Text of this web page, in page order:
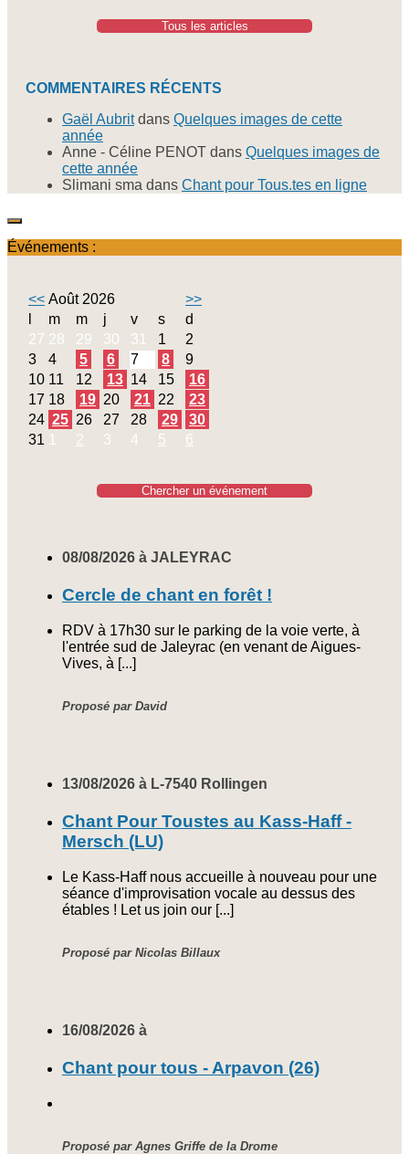
Tous les articles
COMMENTAIRES RÉCENTS
Gaël Aubritdans Quelques images de cette
année
Anne - Céline PENOT dans Quelques images de
cette année
Slimani sma dans Chant pour Tous.tes en ligne
Événements :
<< Août 2026
>>
m m j v s
d
27 28 29 30 31 1
2
3
4 5 6 7 8
9
10 11 12 13 14 15
16
17 18 19 20 21 22
23
24 25 26 27 28 29
30
31 1 2 3 4 5 6
Chercher un événement
08/08/2026 à JALEYRAC
Cercle de chant en forêt !
RDV à 17h30 sur le parking de la voie verte, à
l'entrée sud de Jaleyrac (en venant de Aigues-
Vives, à [...]
Proposé par David
13/08/2026 à L-7540 Rollingen
Chant Pour Toustes au Kass-Haff -
Mersch (LU)
Le Kass-Haff nous accueille à nouveau pour une
séance d'improvisation vocale au dessus des
étables ! Let us join our [...]
Proposé par Nicolas Billaux
16/08/2026 à
Chant pour tous - Arpavon (26)
Proposé par Agnes Griffe de la Drome